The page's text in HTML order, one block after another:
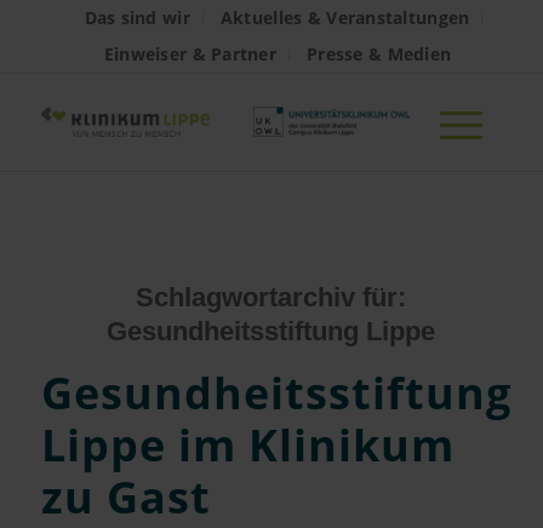
Das sind wir
Aktuelles & Veranstaltungen
Einweiser & Partner
Presse & Medien
Schlagwortarchiv für:
Gesundheitsstiftung Lippe
Gesundheitsstiftung
Lippe im Klinikum
zu Gast